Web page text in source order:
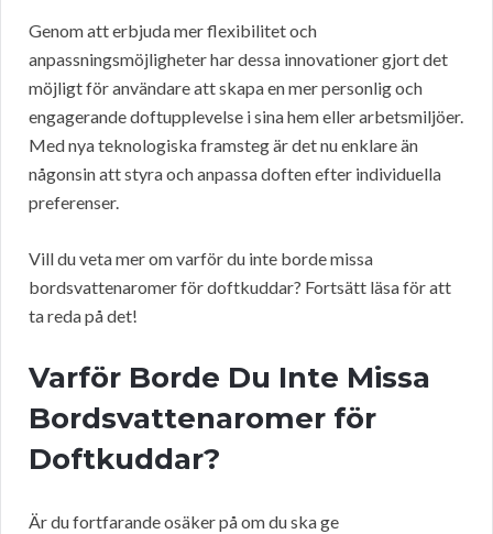
Genom att erbjuda mer flexibilitet och
anpassningsmöjligheter har dessa innovationer gjort det
möjligt för användare att skapa en mer personlig och
engagerande doftupplevelse i sina hem eller arbetsmiljöer.
Med nya teknologiska framsteg är det nu enklare än
någonsin att styra och anpassa doften efter individuella
preferenser.
Vill du veta mer om varför du inte borde missa
bordsvattenaromer för doftkuddar? Fortsätt läsa för att
ta reda på det!
Varför Borde Du Inte Missa
Bordsvattenaromer för
Doftkuddar?
Är du fortfarande osäker på om du ska ge